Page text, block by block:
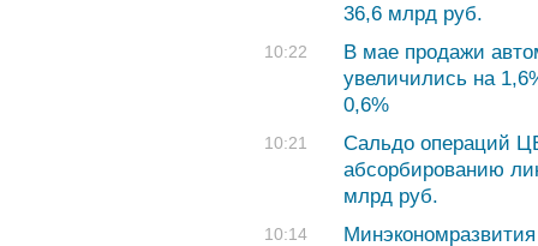
36,6 млрд руб.
10:22
В мае продажи
увеличились на
0,6%
10:21
Сальдо операций
абсорбированию
млрд руб.
10:14